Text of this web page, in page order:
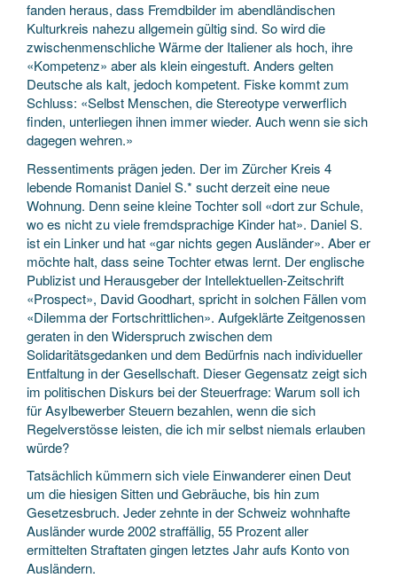
fanden heraus, dass Fremdbilder im abendländischen
Kulturkreis nahezu allgemein gültig sind. So wird die
zwischenmenschliche Wärme der Italiener als hoch, ihre
«Kompetenz» aber als klein eingestuft. Anders gelten
Deutsche als kalt, jedoch kompetent. Fiske kommt zum
Schluss: «Selbst Menschen, die Stereotype verwerflich
finden, unterliegen ihnen immer wieder. Auch wenn sie sich
dagegen wehren.»
Ressentiments prägen jeden. Der im Zürcher Kreis 4
lebende Romanist Daniel S.* sucht derzeit eine neue
Wohnung. Denn seine kleine Tochter soll «dort zur Schule,
wo es nicht zu viele fremdsprachige Kinder hat». Daniel S.
ist ein Linker und hat «gar nichts gegen Ausländer». Aber er
möchte halt, dass seine Tochter etwas lernt. Der englische
Publizist und Herausgeber der Intellektuellen-Zeitschrift
«Prospect», David Goodhart, spricht in solchen Fällen vom
«Dilemma der Fortschrittlichen». Aufgeklärte Zeitgenossen
geraten in den Widerspruch zwischen dem
Solidaritätsgedanken und dem Bedürfnis nach individueller
Entfaltung in der Gesellschaft. Dieser Gegensatz zeigt sich
im politischen Diskurs bei der Steuerfrage: Warum soll ich
für Asylbewerber Steuern bezahlen, wenn die sich
Regelverstösse leisten, die ich mir selbst niemals erlauben
würde?
Tatsächlich kümmern sich viele Einwanderer einen Deut
um die hiesigen Sitten und Gebräuche, bis hin zum
Gesetzesbruch. Jeder zehnte in der Schweiz wohnhafte
Ausländer wurde 2002 straffällig, 55 Prozent aller
ermittelten Straftaten gingen letztes Jahr aufs Konto von
Ausländern.